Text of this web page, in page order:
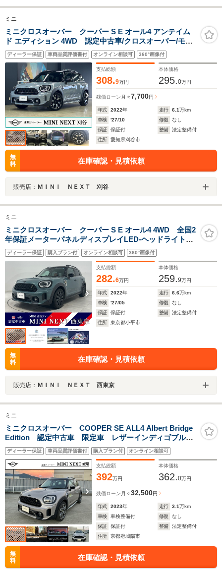
ミニ
ミニクロスオーバー クーパー S E オール4 アンテイム
ド エディション 4WD 認定中古車/クロスオーバー/モメ
ンタムグレー/禁煙車/特別仕様車/Untamed
Edition/4WD/Applecarplay/アダプティブクルーズコント
ロール/衝突軽減ブレーキ/純正バックカメラ/コンフォート
アクセス/ETC/シートヒーター
ディーラー保証 車両品質評価書付 オンライン相談可 360°画像付
支払総額
308.9万円
本体価格
295.0万円
残価ローン 月々7,700円
年式 2022年 走行 6.1万km
車検
'27/10 修復
なし
保証
保証付 整備
法定整備付
住所
愛知県刈谷市
無
料
在庫確認・見積依頼
販売店： ＭＩＮＩ ＮＥＸＴ 刈谷
ミニ
ミニクロスオーバー クーパー S E オール4 4WD 全国2
年保証メーターパネルディスプレイLED-ヘッドライトア
ダプティブクルーズコントロールFシートヒーターRセン
ター アームレストETCルームミラーR ビューカメラ
ディーラー保証 購入プラン付 オンライン相談可 360°画像付
支払総額
282.6万円
本体価格
259.9万円
年式 2022年 走行 6.6万km
車検
'27/05 修復
なし
保証
保証付 整備
法定整備付
住所
東京都小平市
無
料
在庫確認・見積依頼
販売店： ＭＩＮＩ ＮＥＸＴ 西東京
ミニ
ミニクロスオーバー COOPER SE ALL4 Albert Bridge
Edition 認定中古車 限定車 レザーインディゴブル
ー シートヒーター AppleCarPlay ACC バックカメ
ラ 前後センサー 19インチホイール ピアノブラック
エクステリア
ディーラー保証 車両品質評価書付 購入プラン付 オンライン相談可
支払総額
392万円
本体価格
362.0万円
残価ローン 月々32,500円
年式 2023年 走行 3.1万km
車検
車検整備付 修復
なし
保証
保証付 整備
法定整備付
住所
京都府城陽市
無
料
在庫確認・見積依頼